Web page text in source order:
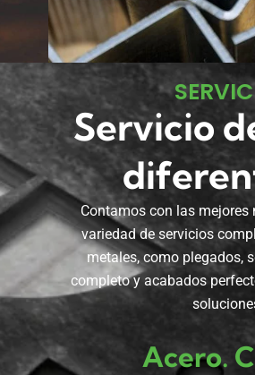
Servicio
Contamos con las
variedad de servicios
metales, como plegados,
completo y acabados
Acero.